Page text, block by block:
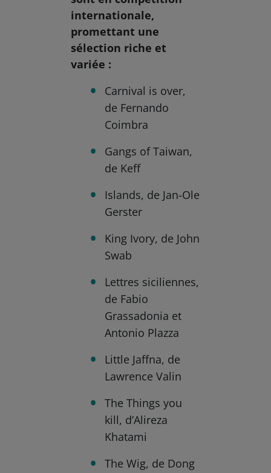
internationale,
promettant une
sélection riche et
variée :
Carnival is over,
de Fernando
Coimbra
Gangs of Taiwan,
de Keff
Islands, de Jan-Ole
Gerster
King Ivory, de John
Swab
Lettres siciliennes,
de Fabio
Grassadonia et
Antonio Plazza
Little Jaffna, de
Lawrence Valin
The Things you
kill, d’Alireza
Khatami
The Wig, de Dong